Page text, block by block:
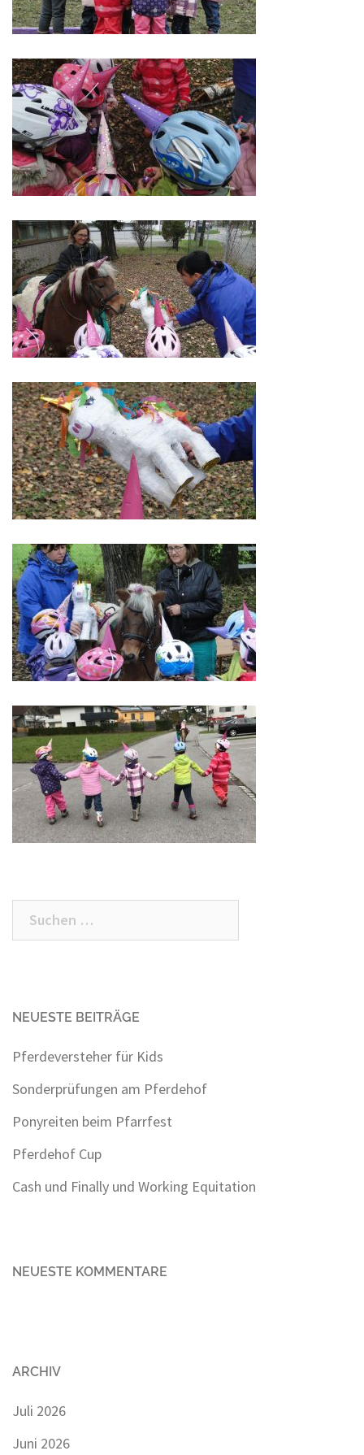
Suchen
NEUESTE BEITRÄGE
Pferdeversteher für Kids
Sonderprüfungen am Pferdehof
Ponyreiten beim Pfarrfest
Pferdehof Cup
Cash und Finally und Working Equitation
NEUESTE KOMMENTARE
ARCHIV
Juli 2026
Juni 2026